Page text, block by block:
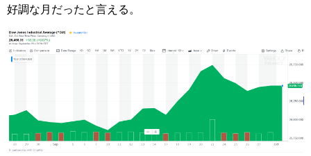
好調な月だったと言える。